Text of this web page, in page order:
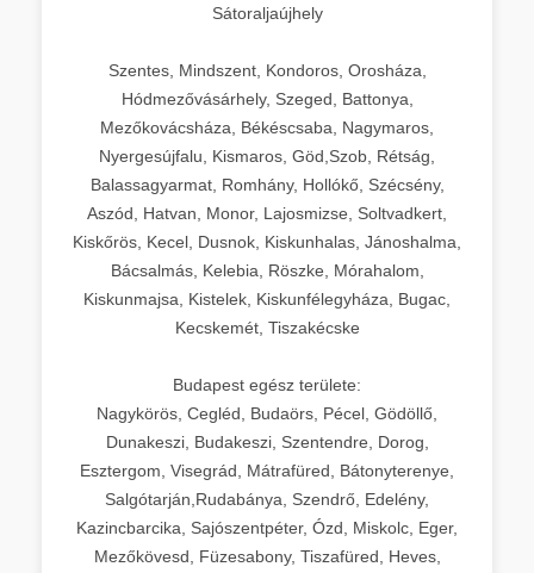
Sátoraljaújhely
Szentes, Mindszent, Kondoros, Orosháza,
Hódmezővásárhely, Szeged, Battonya,
Mezőkovácsháza, Békéscsaba, Nagymaros,
Nyergesújfalu, Kismaros, Göd,Szob, Rétság,
Balassagyarmat, Romhány, Hollókő, Szécsény,
Aszód, Hatvan, Monor, Lajosmizse, Soltvadkert,
Kiskőrös, Kecel, Dusnok, Kiskunhalas, Jánoshalma,
Bácsalmás, Kelebia, Röszke, Mórahalom,
Kiskunmajsa, Kistelek, Kiskunfélegyháza, Bugac,
Kecskemét, Tiszakécske
Budapest egész területe:
Nagykörös, Cegléd, Budaörs, Pécel, Gödöllő,
Dunakeszi, Budakeszi, Szentendre, Dorog,
Esztergom, Visegrád, Mátrafüred, Bátonyterenye,
Salgótarján,Rudabánya, Szendrő, Edelény,
Kazincbarcika, Sajószentpéter, Ózd, Miskolc, Eger,
Mezőkövesd, Füzesabony, Tiszafüred, Heves,